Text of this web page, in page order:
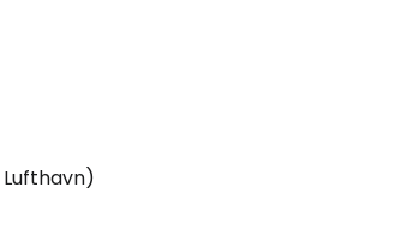
Lufthavn)